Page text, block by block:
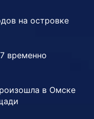
на островке
временно
в Омске